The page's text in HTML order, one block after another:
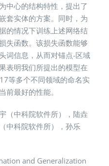
中心的结构特性，提出了
套实体的方案。同时，为
的情况下训练上述网络结
失函数。该损失函数能够
词信息，从而对锚点-区域
表明我们所提出的模型在
等多个不同领域的命名实
前最好的性能。
（中科院软件所），陆垚
中科院软件所），孙乐
and Generalization